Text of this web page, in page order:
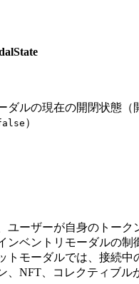
ダルの現在の開閉状態（
）
ユーザーが自身のトーク
ンベントリモーダルの制
トモーダルでは、接続中
、NFT、コレクティブル